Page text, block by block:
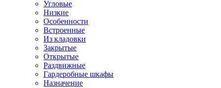
Угловые
Низкие
Особенности
Встроенные
Из кладовки
Закрытые
Открытые
Раздвижные
Гардеробные шкафы
Назначение